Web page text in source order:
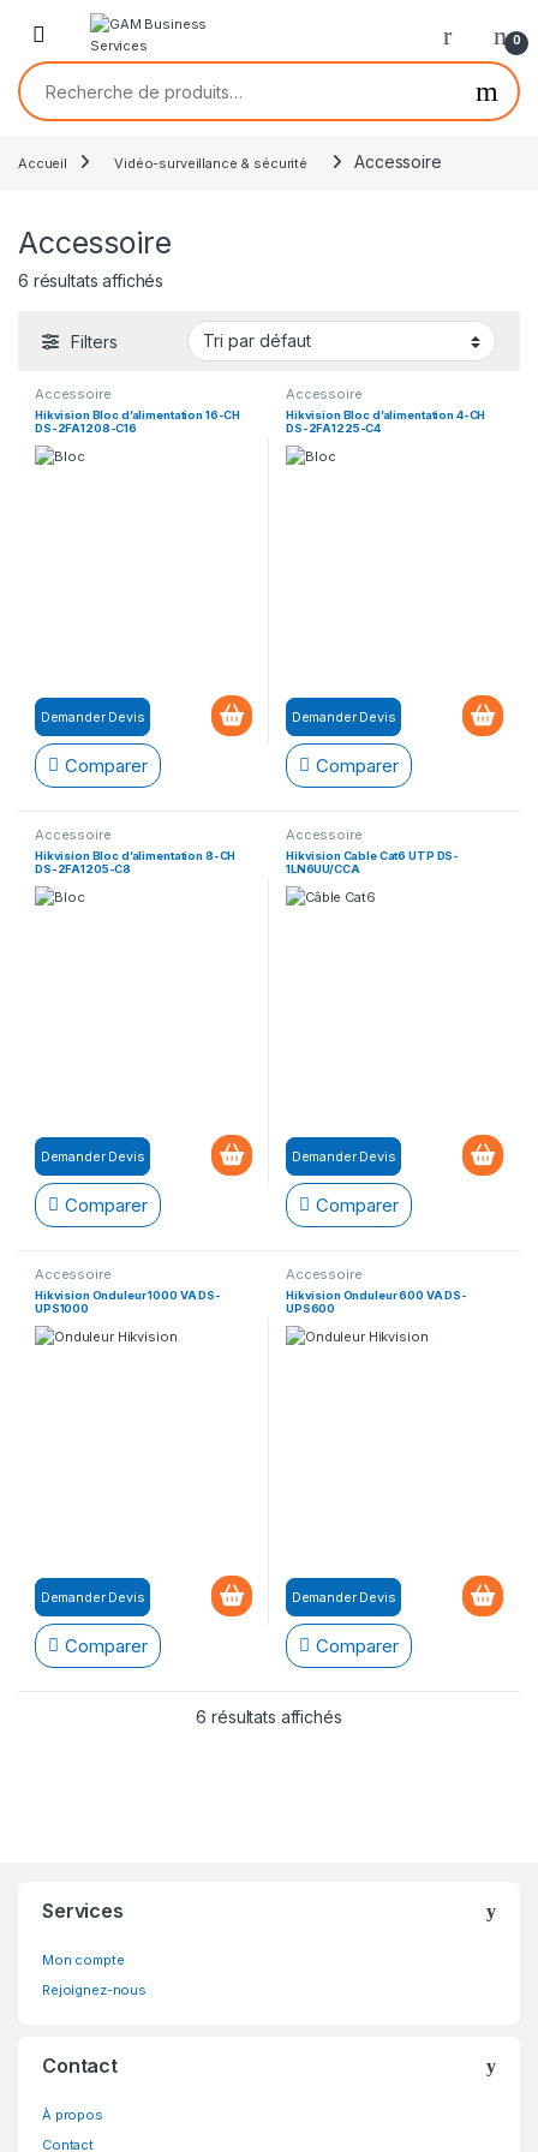
0
Accueil Vidéo-surveillance & sécurité Accessoire
Accessoire
6 résultats affichés
Filters
Accessoire
Hikvision Bloc d’alimentation 16-CH
DS-2FA1208-C16
Demander Devis
Comparer
Accessoire
Hikvision Bloc d’alimentation 4-CH
DS-2FA1225-C4
Demander Devis
Comparer
Accessoire
Hikvision Bloc d’alimentation 8-CH
DS-2FA1205-C8
Demander Devis
Comparer
Accessoire
Hikvision Cable Cat6 UTP DS-
1LN6UU/CCA
Demander Devis
Comparer
Accessoire
Hikvision Onduleur 1000 VA DS-
UPS1000
Demander Devis
Comparer
Accessoire
Hikvision Onduleur 600 VA DS-
UPS600
Demander Devis
Comparer
6 résultats affichés
Services
Mon compte
Rejoignez-nous
Contact
À propos
Contact